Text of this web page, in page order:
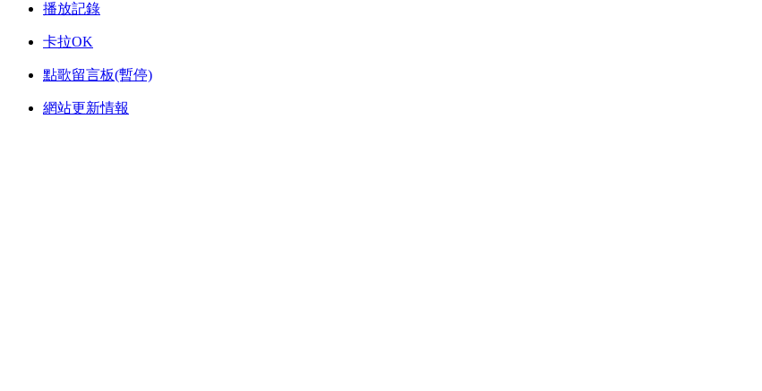
播放記錄
卡拉OK
點歌留言板(暫停)
網站更新情報